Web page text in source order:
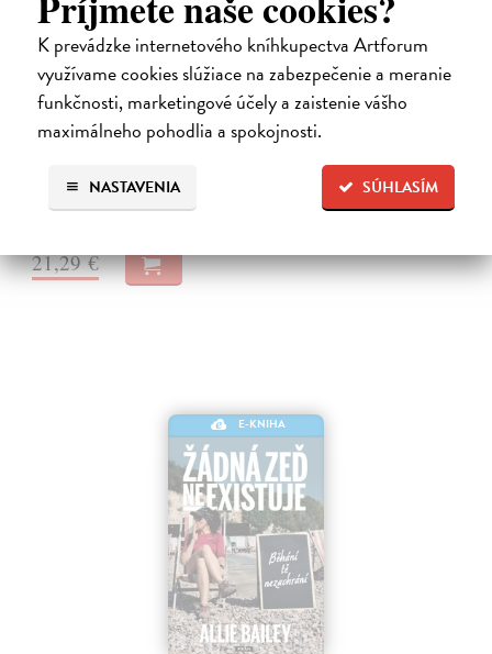
K prevádzke internetového kníhkupectva Artforum
využívame cookies slúžiace na zabezpečenie a meranie
funkčnosti, marketingové účely a zaistenie vášho
maximálneho pohodlia a spokojnosti.
SÚHLASÍM
NASTAVENIA
Sportovní psychologie pro trenéry
Burton Damon| Elektronická kniha
Obdivujeme ocelové nervy, dokonalou koncentraci a bezchybné
provedení, které vidíme na sportovištích. Zatímco nejmodernější
tréninkové programy posunuly fyzické hranice sportovců, stále více
trenérů si…
Na stiahnutie akoPDF
21,29 €
E-KNIHA